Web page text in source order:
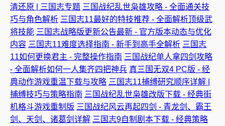
清还原 | 三国志专题 三国战纪乱世枭雄攻略 - 全面通关技
巧与角色解析 三国志11最好的特技推荐 - 全面解析顶级武
将技能 三国志战略版更新公告最新 - 官方版本动态与优化
内容 三国志11难度选择指南 - 新手到高手全解析 三国志
11如何更换君主 - 完整操作指南 三国战纪单人拿四剑攻略
- 全面解析如何一人集齐四把神兵 真三国无双4 PC版 - 经
典动作游戏重温下载与攻略 三国志11捕缚研究顺序详解 |
捕缚技巧与策略指南 三国战纪乱世枭雄改版下载 - 经典街
机格斗游戏重制版 三国战纪风云再起四剑 - 青龙剑、霸王
剑、天剑、诸葛剑详解 三国志9自制剧本下载 - 经典策略